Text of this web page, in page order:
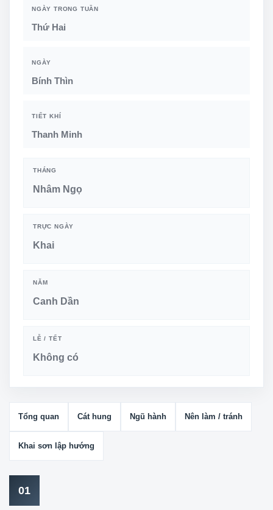
NGÀY TRONG TUẦN
Thứ Hai
NGÀY
Bính Thìn
TIẾT KHÍ
Thanh Minh
THÁNG
Nhâm Ngọ
TRỰC NGÀY
Khai
NĂM
Canh Dần
LỄ / TẾT
Không có
Tổng quan Cát hung Ngũ hành Nên làm / tránh
Khai sơn lập hướng
01